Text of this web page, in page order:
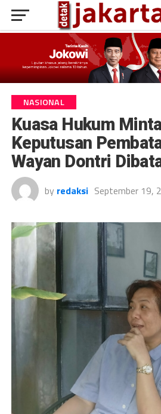
NASIONAL
Kuasa Hukum
Keputusan
Wayan Dontri
by redaksi September 19,